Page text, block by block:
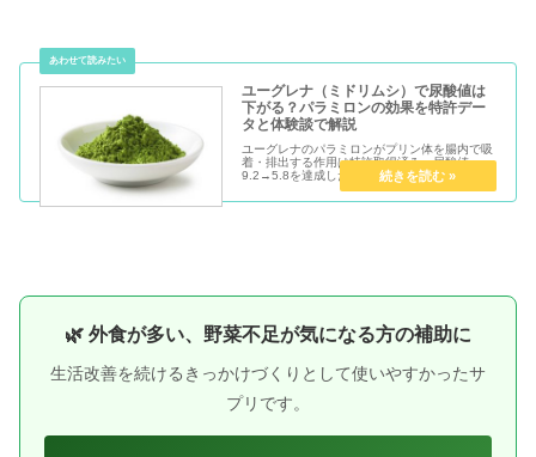
ユーグレナ（ミドリムシ）で尿酸値は
下がる？パラミロンの効果を特許デー
タと体験談で解説
ユーグレナのパラミロンがプリン体を腸内で吸
着・排出する作用は特許取得済み。尿酸値
9.2→5.8を達成した40代男性が、科学的根拠と
3ヶ月の体験談をもとにミドリムシサプリの効
果をわかりやすく解説します。
🌿 外食が多い、野菜不足が気になる方の補助に
生活改善を続けるきっかけづくりとして使いやすかったサ
プリです。